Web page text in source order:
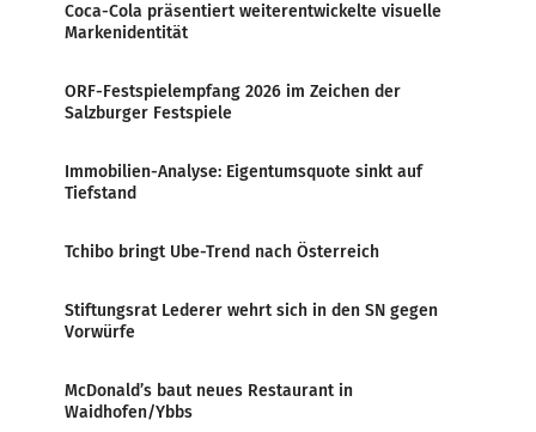
Coca-Cola präsentiert weiterentwickelte visuelle
Markenidentität
ORF-Festspielempfang 2026 im Zeichen der
Salzburger Festspiele
Immobilien-Analyse: Eigentumsquote sinkt auf
Tiefstand
Tchibo bringt Ube-Trend nach Österreich
Stiftungsrat Lederer wehrt sich in den SN gegen
Vorwürfe
McDonald’s baut neues Restaurant in
Waidhofen/Ybbs